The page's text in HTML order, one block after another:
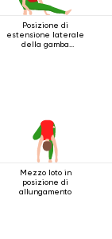
Posizione di
estensione laterale
della gamba
Mezzo loto in
posizione di
allungamento